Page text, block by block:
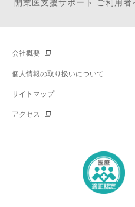
開業医支援サポート ご利用者
会社概要
個人情報の取り扱いについて
サイトマップ
アクセス